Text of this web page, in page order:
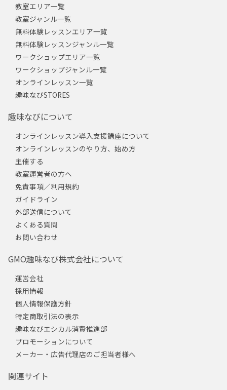
教室エリア一覧
教室ジャンル一覧
無料体験レッスンエリア一覧
無料体験レッスンジャンル一覧
ワークショップエリア一覧
ワークショップジャンル一覧
オンラインレッスン一覧
趣味なびSTORES
趣味なびについて
オンラインレッスン導入支援講座について
オンラインレッスンのやり方、始め方
主催する
教室運営者の方へ
免責事項／利用規約
ガイドライン
外部送信について
よくある質問
お問い合わせ
GMO趣味なび株式会社について
運営会社
採用情報
個人情報保護方針
特定商取引法の表示
趣味なびエシカル消費推進部
プロモーションについて
メーカー・広告代理店のご担当者様へ
関連サイト